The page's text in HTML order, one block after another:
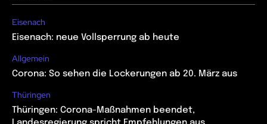
Eisenach
Eisenach: neue Vollsperrung ab heute
Allgemein
Corona: So sehen die Lockerungen ab 20. März aus
Thüringen
Thüringen: Corona-Maßnahmen beendet,